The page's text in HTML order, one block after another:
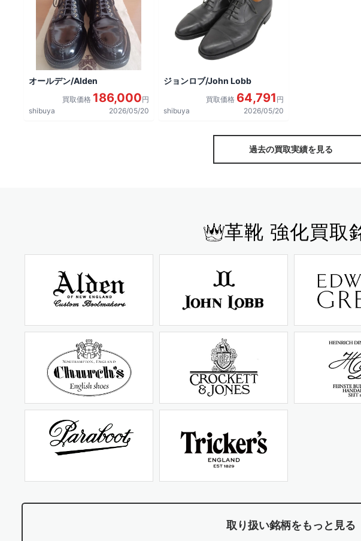
オールデン/Alden
買取価格 186,000円
shibuya
2026/05/20
ジョンロブ/John Lobb
買取価格 64,791 円
shibuya
2026/05/20
過去の買取実績を見る
革靴 強化買取
取り扱い銘柄をもっと見る